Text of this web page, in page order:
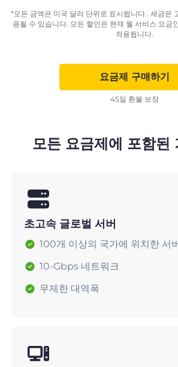
*모든 금액은 미국 달러 단위로 표시됩니다.. 세금은
용될 수 있습니다. 모든 할인은 현재 월 서비스 요금
적용됩니다.
요금제 구매하기
45일 환불 보장
모든 요금제에 포함된
초고속 글로벌 서버
100개 이상의 국가에 위치한 서
10-Gbps 네트워크
무제한 대역폭